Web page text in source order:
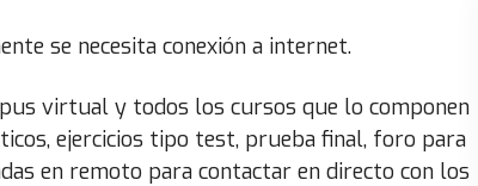
se necesita conexión a internet.
virtual y todos los cursos que lo componen
ejercicios tipo test, prueba final, foro para
en remoto para contactar en directo con los